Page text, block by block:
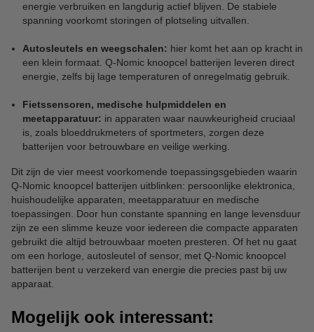
energie verbruiken en langdurig actief blijven. De stabiele
spanning voorkomt storingen of plotseling uitvallen.
Autosleutels en weegschalen: hier komt het aan op kracht in
een klein formaat. Q-Nomic knoopcel batterijen leveren direct
energie, zelfs bij lage temperaturen of onregelmatig gebruik.
Fietssensoren, medische hulpmiddelen en
meetapparatuur: in apparaten waar nauwkeurigheid cruciaal
is, zoals bloeddrukmeters of sportmeters, zorgen deze
batterijen voor betrouwbare en veilige werking.
Dit zijn de vier meest voorkomende toepassingsgebieden waarin
Q-Nomic knoopcel batterijen uitblinken: persoonlijke elektronica,
huishoudelijke apparaten, meetapparatuur en medische
toepassingen. Door hun constante spanning en lange levensduur
zijn ze een slimme keuze voor iedereen die compacte apparaten
gebruikt die altijd betrouwbaar moeten presteren. Of het nu gaat
om een horloge, autosleutel of sensor, met Q-Nomic knoopcel
batterijen bent u verzekerd van energie die precies past bij uw
apparaat.
Mogelijk ook interessant: